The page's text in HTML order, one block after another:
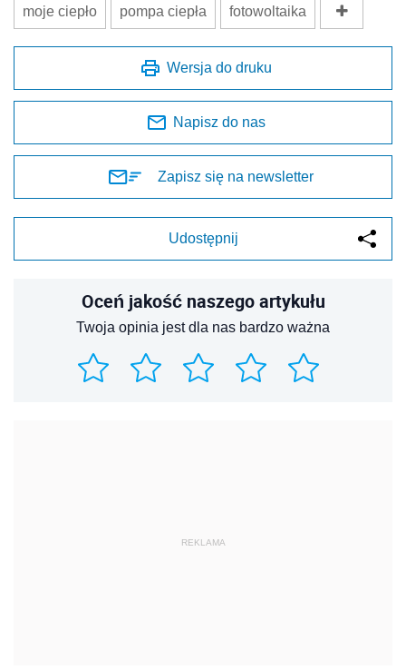
moje ciepło pompa ciepła fotowoltaika
Wersja do druku
Napisz do nas
Zapisz się na newsletter
Udostępnij
Oceń jakość naszego artykułu
Twoja opinia jest dla nas bardzo ważna
REKLAMA